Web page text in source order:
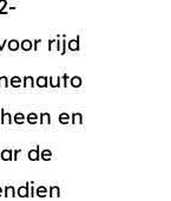
rijd
en
de